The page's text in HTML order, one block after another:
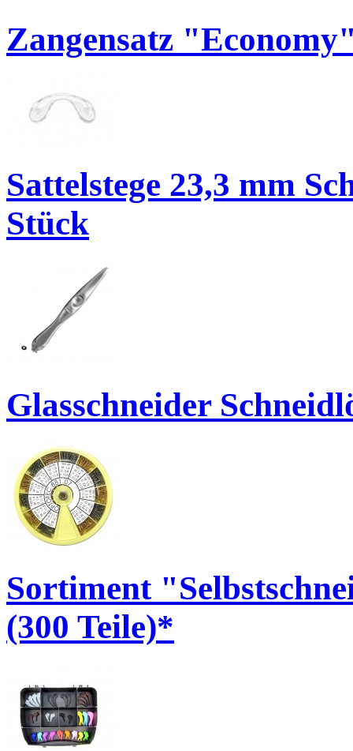
Zangensatz
Sattelstege 23,3 mm
Stück
Glasschneider
Sortiment
(300 Teile)*